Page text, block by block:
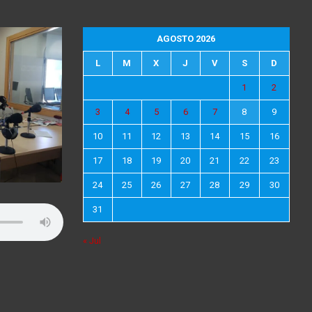
AGOSTO 2026
L M X J V S D
1 2
3 4 5 6 7 8 9
10 11 12 13 14 15 16
17 18 19 20 21 22 23
24 25 26 27 28 29 30
31
« Jul